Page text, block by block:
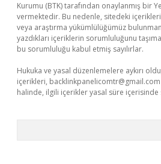
Kurumu (BTK) tarafından onaylanmış bir
vermektedir. Bu nedenle, sitedeki
veya araştırma yükümlülüğümüz
yazdıkları içeriklerin sorumluluğunu
bu sorumluluğu kabul etmiş sayılırlar.
Hukuka ve yasal düzenlemelere aykırı
içerikleri, backlinkpanelicomtr@gmail.com
halinde, ilgili içerikler yasal süre içerisinde